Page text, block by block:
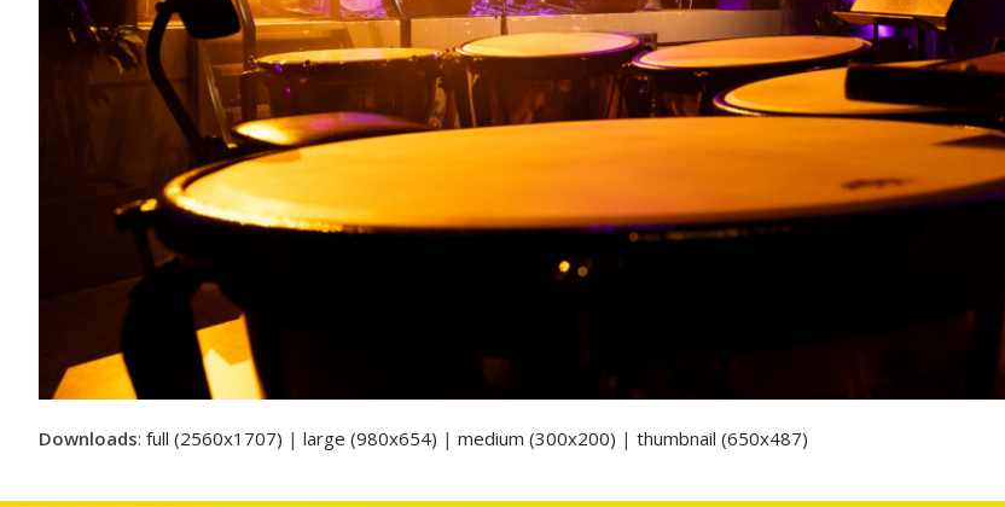
Downloads: full (2560x1707) | large (980x654) | medium (300x200) | thumbnail (650x487)